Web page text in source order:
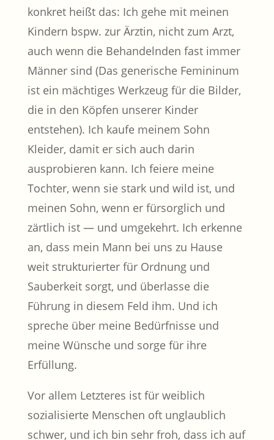
konkret heißt das: Ich gehe mit meinen
Kindern bspw. zur Ärztin, nicht zum Arzt,
auch wenn die Behandelnden fast immer
Männer sind (Das generische Femininum
ist ein mächtiges Werkzeug für die Bilder,
die in den Köpfen unserer Kinder
entstehen). Ich kaufe meinem Sohn
Kleider, damit er sich auch darin
ausprobieren kann. Ich feiere meine
Tochter, wenn sie stark und wild ist, und
meinen Sohn, wenn er fürsorglich und
zärtlich ist — und umgekehrt. Ich erkenne
an, dass mein Mann bei uns zu Hause
weit strukturierter für Ordnung und
Sauberkeit sorgt, und überlasse die
Führung in diesem Feld ihm. Und ich
spreche über meine Bedürfnisse und
meine Wünsche und sorge für ihre
Erfüllung.
Vor allem Letzteres ist für weiblich
sozialisierte Menschen oft unglaublich
schwer, und ich bin sehr froh, dass ich auf